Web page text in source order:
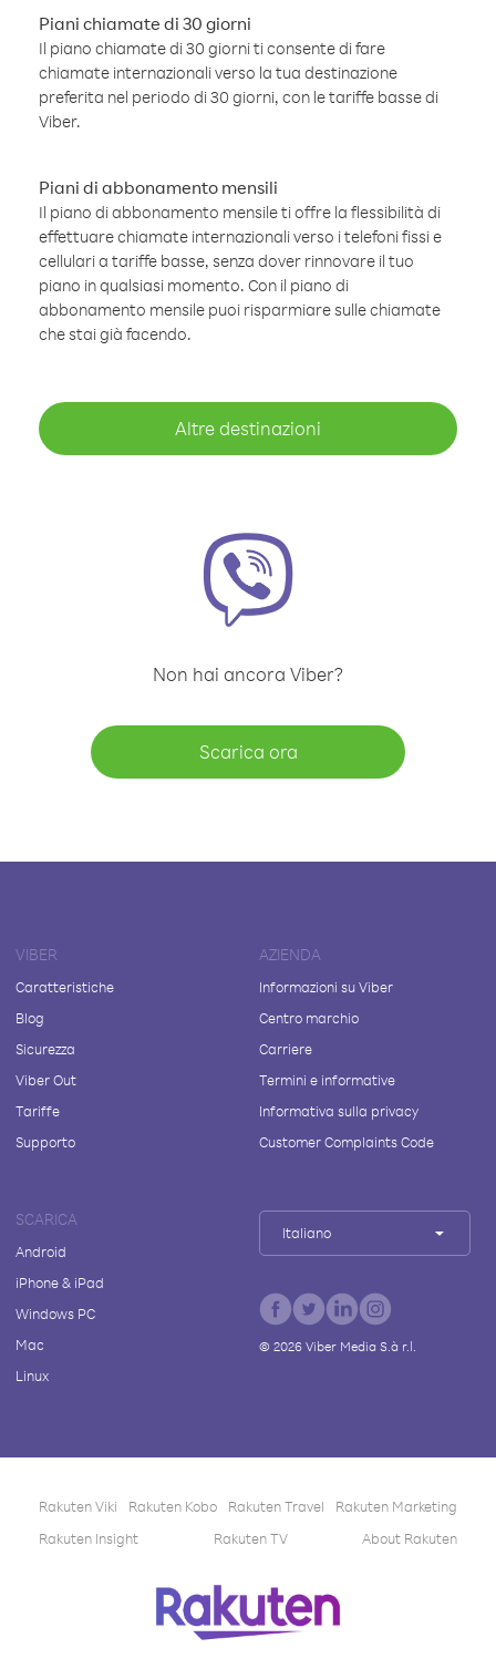
Piani chiamate di 30 giorni
Il piano chiamate di 30 giorni ti consente di fare
chiamate internazionali verso la tua destinazione
preferita nel periodo di 30 giorni, con le tariffe basse di
Viber.
Piani di abbonamento mensili
Il piano di abbonamento mensile ti offre la flessibilità di
effettuare chiamate internazionali verso i telefoni fissi e
cellulari a tariffe basse, senza dover rinnovare il tuo
piano in qualsiasi momento. Con il piano di
abbonamento mensile puoi risparmiare sulle chiamate
che stai già facendo.
Altre destinazioni
Non hai ancora Viber?
Scarica ora
VIBER
Caratteristiche
Blog
Sicurezza
Viber Out
Tariffe
Supporto
AZIENDA
Informazioni su Viber
Centro marchio
Carriere
Termini e informative
Informativa sulla privacy
Customer Complaints Code
SCARICA
Android
iPhone & iPad
Windows PC
Mac
Linux
Italiano
© 2026Viber Media S.à r.l.
Rakuten Viki Rakuten Kobo Rakuten Travel
Rakuten Marketing
Rakuten Insight
Rakuten TV About Rakuten